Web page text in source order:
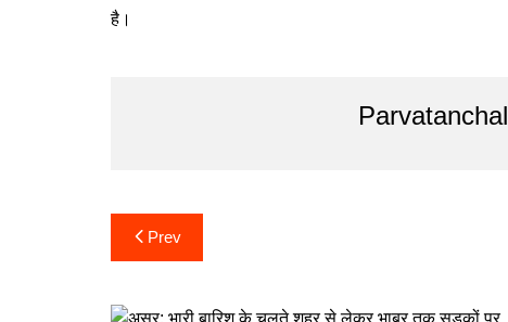
है।
Parvatanchal
Post
navigation
Prev